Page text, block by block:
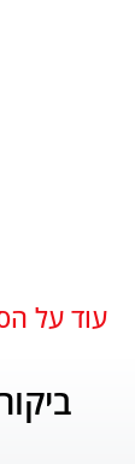
עוד על